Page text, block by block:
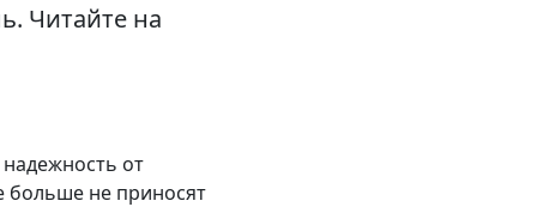
Читайте на
от
больше не приносят